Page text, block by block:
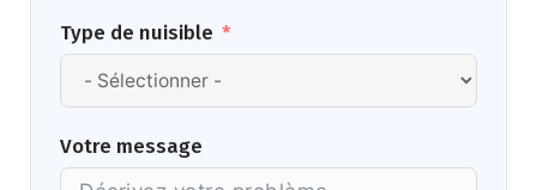
Type de nuisible
Votre message